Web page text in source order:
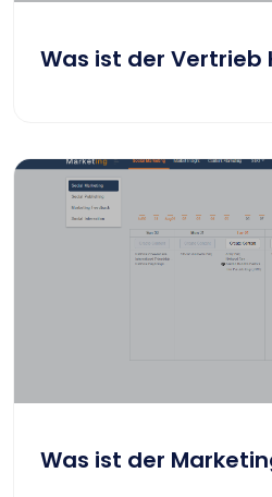
Was ist der Vertrieb
Was ist der